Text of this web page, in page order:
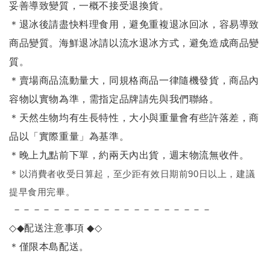
妥善導致變質，一概不接受退換貨。
＊退冰後請盡快料理食用，避免重複退冰回冰，容易導致
商品變質。海鮮退冰請以流水退冰方式，避免造成商品變
質。
＊賣場商品流動量大，同規格商品一律隨機發貨，商品內
容物以實物為準，需指定品牌請先與我們聯絡。
＊天然生物均有生長特性，大小與重量會有些許落差，商
品以「實際重量」為基準。
＊晚上九點前下單，約兩天內出貨，週末物流無收件。
＊ 以消費者收受日算起，至少距有效日期前90日以上，建議
提早食用完畢。
－－－－－－－－－－－－－－－－－－－－
◇◆配送注意事項◆◇
＊僅限本島配送。